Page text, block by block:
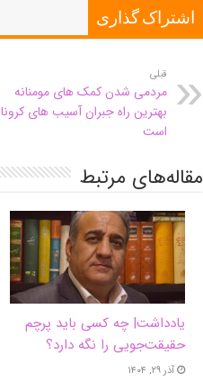
اشتراک گذاری
قبلی
مردمی شدن کمک های مومنانه
بهترین راه جبران آسیب های کرونا
است
مقاله‌های مرتبط
یادداشت| ‌چه کسی باید پرچم
حقیقت‌جویی را نگه دارد؟
آذر ۲۹, ۱۴۰۴